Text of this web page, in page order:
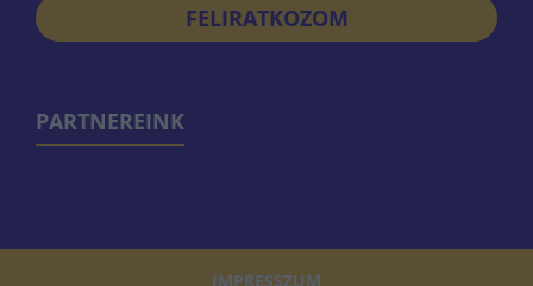
FELIRATKOZOM
PARTNEREINK
IMPRESSZUM